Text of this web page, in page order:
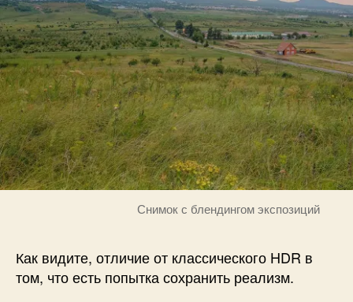
Снимок с блендингом экспозиций
Как видите, отличие от классического HDR в
том, что есть попытка сохранить реализм.